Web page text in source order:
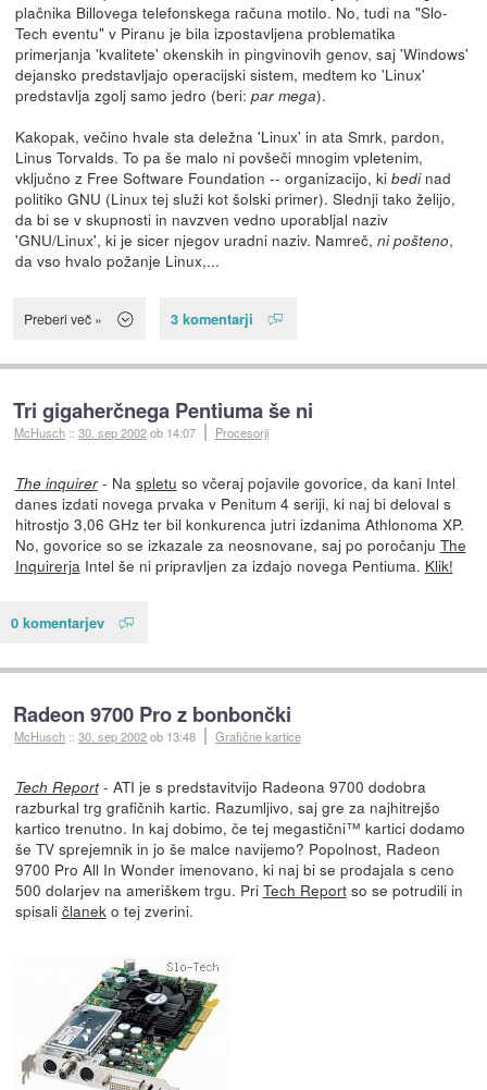
plačnika Billovega telefonskega računa motilo. No, tudi na "Slo-
Tech eventu" v Piranu je bila izpostavljena problematika
primerjanja 'kvalitete' okenskih in pingvinovih genov, saj 'Windows'
dejansko predstavljajo operacijski sistem, medtem ko 'Linux'
predstavlja zgolj samo jedro (beri: par mega).
Kakopak, večino hvale sta deležna 'Linux' in ata Smrk, pardon,
Linus Torvalds. To pa še malo ni povšeči mnogim vpletenim,
vključno z Free Software Foundation -- organizacijo, ki bedinad
politiko GNU (Linux tej služi kot šolski primer). Slednji tako želijo,
da bi se v skupnosti in navzven vedno uporabljal naziv
'GNU/Linux', ki je sicer njegov uradni naziv. Namreč, ni pošteno,
da vso hvalo požanje Linux,...
Preberi več » 3 komentarji
Tri gigaherčnega Pentiuma še ni
McHusch ::30. sep 2002ob 14:07 Procesorji
The inquirer- Na spletu so včeraj pojavile govorice, da kani Intel
danes izdati novega prvaka v Penitum 4 seriji, ki naj bi deloval s
hitrostjo 3,06 GHz ter bil konkurenca jutri izdanima Athlonoma XP.
No, govorice so se izkazale za neosnovane, saj po poročanju The
Inquirerja Intel še ni pripravljen za izdajo novega Pentiuma. Klik!
0 komentarjev
Radeon 9700 Pro z bonbončki
McHusch ::30. sep 2002ob 13:48 Grafične kartice
Tech Report- ATI je s predstavitvijo Radeona 9700 dodobra
razburkal trg grafičnih kartic. Razumljivo, saj gre za najhitrejšo
kartico trenutno. In kaj dobimo, če tej megastični™ kartici dodamo
še TV sprejemnik in jo še malce navijemo? Popolnost, Radeon
9700 Pro All In Wonder imenovano, ki naj bi se prodajala s ceno
500 dolarjev na ameriškem trgu. Pri Tech Reportso se potrudili in
spisali članeko tej zverini.